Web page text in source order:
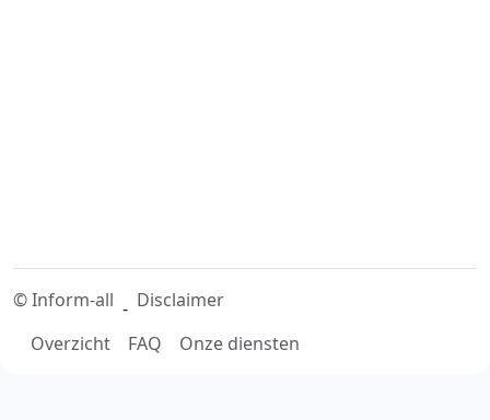
©Inform-all - Disclaimer
Overzicht
FAQ Onze diensten